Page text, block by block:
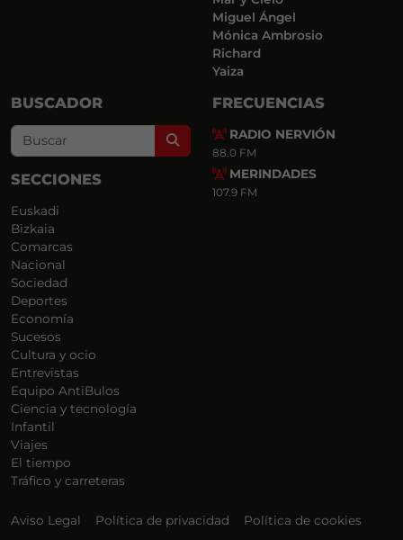
Miguel Ángel
Mónica Ambrosio
Richard
Yaiza
BUSCADOR
Search
SECCIONES
Euskadi
Bizkaia
Comarcas
Nacional
Sociedad
Deportes
Economía
Sucesos
Cultura y ocio
Entrevistas
Equipo AntiBulos
Ciencia y tecnología
Infantil
Viajes
El tiempo
Tráfico y carreteras
FRECUENCIAS
RADIO NERVIÓN
88.0 FM
MERINDADES
107.9 FM
Aviso Legal Política de privacidad Política de cookies